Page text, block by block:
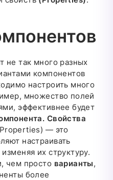
не так много разных
компонентов
настроить много
множество полей
эффективнее будет
Свойства
— это
настраивать
их структуру.
чем просто варианты,
более